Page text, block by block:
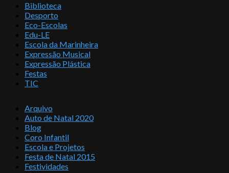
Biblioteca
Desporto
Eco-Escolas
Edu-LE
Escola da Marinheira
Expressão Musical
Expressão Plástica
Festas
TIC
Arquivo
Auto de Natal 2020
Blog
Coro Infantil
Escola e Projetos
Festa de Natal 2015
Festividades